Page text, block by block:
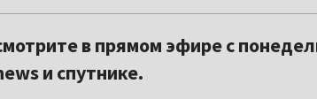
в прямом эфире с
и спутнике.